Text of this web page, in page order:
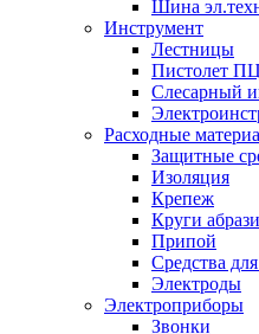
Шина
Инструмент
Лестницы
Пистолет ПЦ
Слесарный
Расходные
Защитные
Изоляция
Крепеж
Круги
Припой
Средства
Электроды
Электроприборы
Звонки